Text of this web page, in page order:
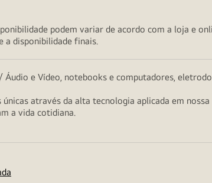
podem variar de acordo com a loja e
a disponibilidade finais.
Áudio e Vídeo, notebooks e computadores,
através da alta tecnologia aplicada em
a vida cotidiana.